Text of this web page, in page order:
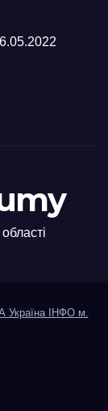
Україна ІНФО м.